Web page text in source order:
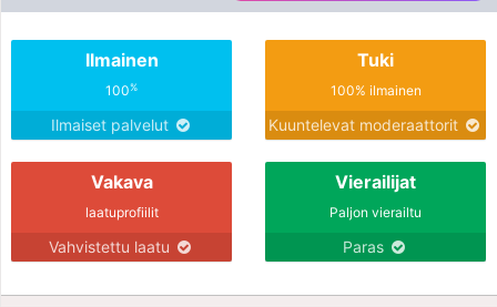
Ilmainen
100%
Ilmaiset palvelut
Tuki
100% ilmainen
Kuuntelevat moderaattorit
Vakava
laatuprofiilit
Vahvistettu laatu
Vierailijat
Paljon vierailtu
Paras